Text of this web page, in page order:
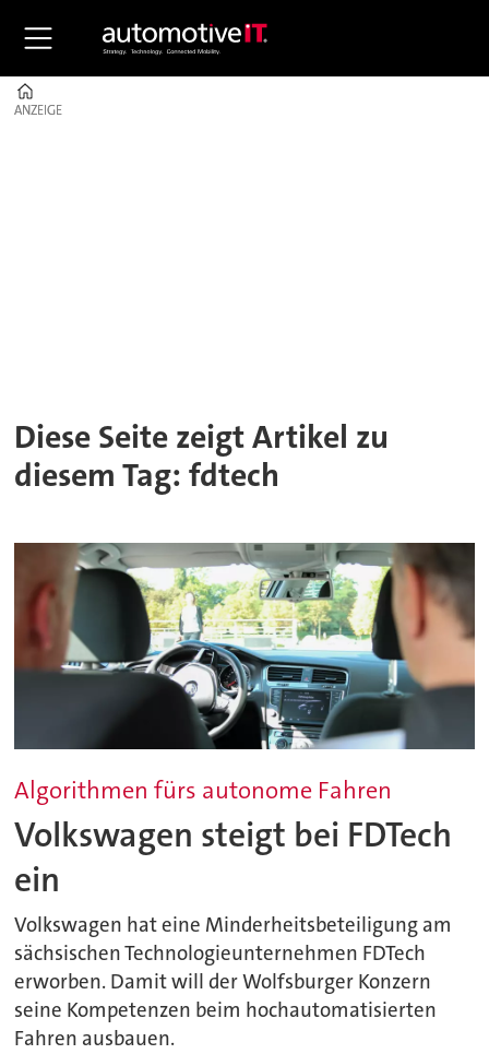
ANZEIGE
ANZEIGE
Diese Seite zeigt Artikel zu
diesem Tag: fdtech
Algorithmen fürs autonome Fahren
Volkswagen steigt bei FDTech
ein
Volkswagen hat eine Minderheitsbeteiligung am
sächsischen Technologieunternehmen FDTech
erworben. Damit will der Wolfsburger Konzern
seine Kompetenzen beim hochautomatisierten
Fahren ausbauen.